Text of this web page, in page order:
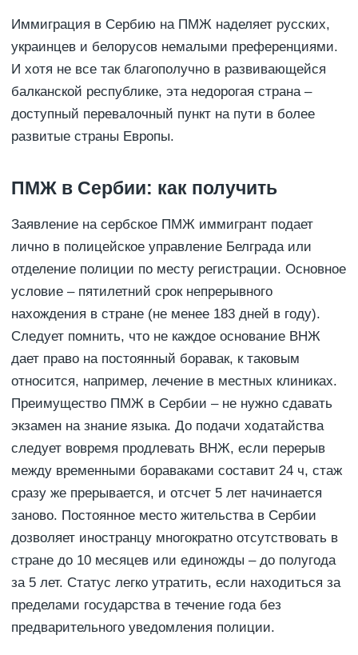
Иммиграция в Сербию на ПМЖ наделяет русских,
украинцев и белорусов немалыми преференциями.
И хотя не все так благополучно в развивающейся
балканской республике, эта недорогая страна –
доступный перевалочный пункт на пути в более
развитые страны Европы.
ПМЖ в Сербии: как получить
Заявление на сербское ПМЖ иммигрант подает
лично в полицейское управление Белграда или
отделение полиции по месту регистрации. Основное
условие – пятилетний срок непрерывного
нахождения в стране (не менее 183 дней в году).
Следует помнить, что не каждое основание ВНЖ
дает право на постоянный боравак, к таковым
относится, например, лечение в местных клиниках.
Преимущество ПМЖ в Сербии – не нужно сдавать
экзамен на знание языка. До подачи ходатайства
следует вовремя продлевать ВНЖ, если перерыв
между временными бораваками составит 24 ч, стаж
сразу же прерывается, и отсчет 5 лет начинается
заново. Постоянное место жительства в Сербии
дозволяет иностранцу многократно отсутствовать в
стране до 10 месяцев или единожды – до полугода
за 5 лет. Статус легко утратить, если находиться за
пределами государства в течение года без
предварительного уведомления полиции.